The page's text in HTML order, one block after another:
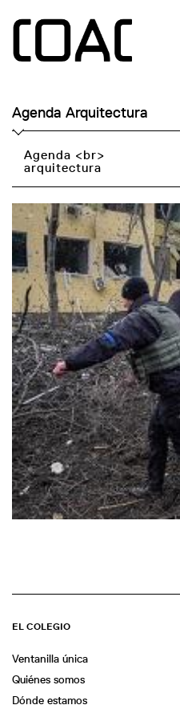
Agenda Arquitectura
Agenda <br>
arquitectura
EL COLEGIO
Ventanilla única
Quiénes somos
Dónde estamos